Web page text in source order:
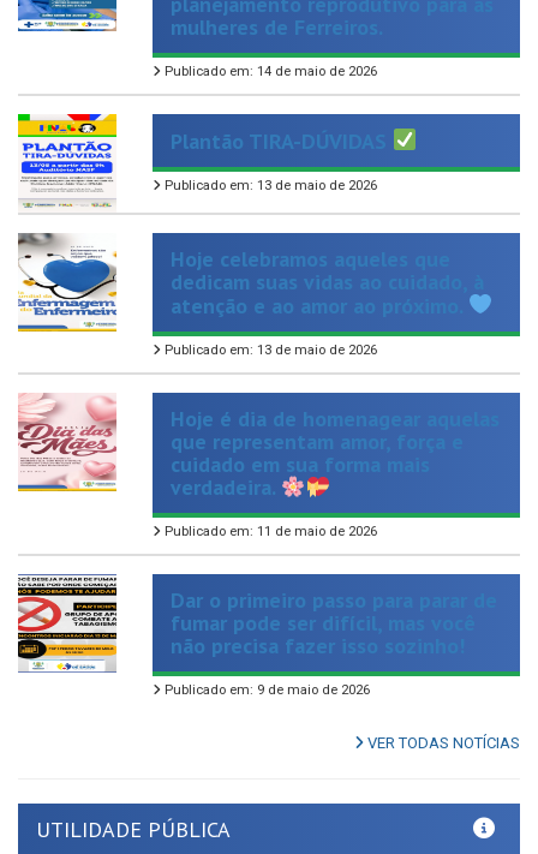
Publicado em: 14 de maio de 2026
Plantão TIRA-DÚVIDAS
Publicado em: 13 de maio de 2026
Hoje celebramos aqueles que
dedicam suas vidas ao cuidado, à
atenção e ao amor ao próximo.
Publicado em: 13 de maio de 2026
Hoje é dia de homenagear aquelas
que representam amor, força e
cuidado em sua forma mais
verdadeira.
Publicado em: 11 de maio de 2026
Dar o primeiro passo para parar de
fumar pode ser difícil, mas você
não precisa fazer isso sozinho!
Publicado em: 9 de maio de 2026
VER TODAS NOTÍCIAS